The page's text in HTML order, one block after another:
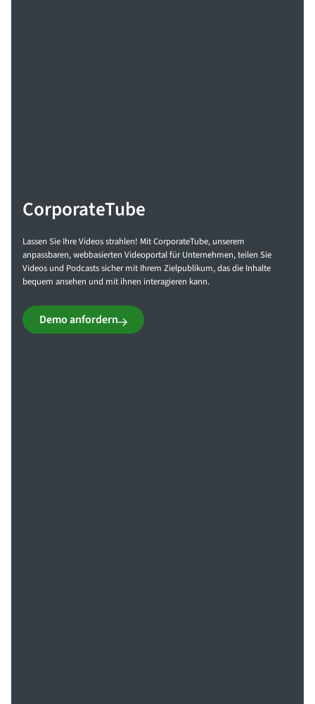
CorporateTube
Lassen Sie Ihre Videos strahlen! Mit CorporateTube, unserem
anpassbaren, webbasierten Videoportal für Unternehmen, teilen Sie
Videos und Podcasts sicher mit Ihrem Zielpublikum, das die Inhalte
bequem ansehen und mit ihnen interagieren kann.
Demo anfordern